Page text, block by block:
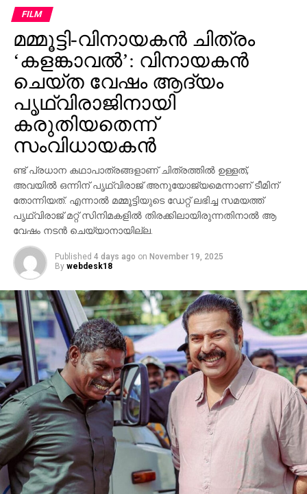
വൃണപ്പെടുത്തി എന്നാരോപിച്ച് പരാതി ലഭിച്ചിട്ടുണ്ട്.
ഇതുവരെ കേസായി രജിസ്റ്റര്‍ ചെയ്തിട്ടില്ല.
സംഭവത്തിന്റെ നിജസ്ഥിതി പരിശോധിച്ചു വരുന്നു’ എന്ന്
വാരണസി പൊലീസിന്റെ വക്താവ് അറിയിച്ചു. ചടങ്ങില്‍
പ്രധാന താരങ്ങള്‍ ആയിരുന്ന മഹേഷ് ബാബു,
പൃഥ്വിരാജ് സുകുമാരന്‍, പ്രിയങ്ക ചോപ്ര എന്നിവരുടെ
സാന്നിധ്യം ഇവന്റിനെ ദേശീയ തലത്തില്‍ തന്നെ
ശ്രദ്ധേയമാക്കി. ചിത്രത്തില്‍ പ്രിയങ്ക ചോപ്ര
മന്ദാകിനിയായി, പൃഥ്വിരാജ് സുകുമാരന്‍ കുംബയായി
പ്രത്യക്ഷപ്പെടും. 2027ലെ സങ്ക്രാന്തി റിലീസിനായി
‘വാരണസി’ ഒരുക്കപ്പെടുന്നുണ്ട്. എന്നാല്‍
ചിത്രത്തെക്കാള്‍ വലിയ ചര്‍ച്ചയാകുന്നത്
സംവിധായകന്റെ പ്രസ്താവനയും അതിനുശേഷം
ഉയര്‍ന്ന പ്രതിഷേധങ്ങളുമാണ്.
FILM
മമ്മൂട്ടി-വിനായകന്‍ ചിത്രം
‘കളങ്കാവല്‍’: വിനായകന്‍
ചെയ്ത വേഷം ആദ്യം
പൃഥ്വിരാജിനായി
കരുതിയതെന്ന്
സംവിധായകന്‍
ണ്ട് പ്രധാന കഥാപാത്രങ്ങളാണ് ചിത്രത്തില്‍ ഉള്ളത്,
അവയില്‍ ഒന്നിന് പൃഥ്വിരാജ് അനുയോജ്യമെന്നാണ് ടീമിന്
തോന്നിയത്. എന്നാല്‍ മമ്മൂട്ടിയുടെ ഡേറ്റ് ലഭിച്ച സമയത്ത്
പൃഥ്വിരാജ് മറ്റ് സിനിമകളില്‍ തിരക്കിലായിരുന്നതിനാല്‍ ആ
വേഷം നടന്‍ ചെയ്യാനായില്ല.
Published 4 days ago on November 19, 2025
By webdesk18